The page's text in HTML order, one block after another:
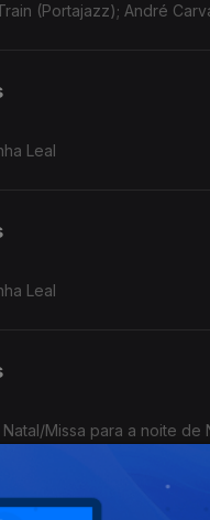
(Portajazz); André
Leal
Leal
Missa para a noite
no CCB;